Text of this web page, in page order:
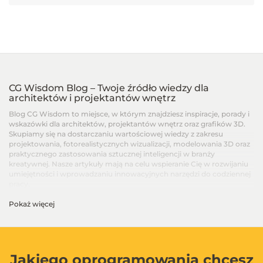
CG Wisdom Blog – Twoje źródło wiedzy dla
architektów i projektantów wnętrz
Blog CG Wisdom to miejsce, w którym znajdziesz inspiracje, porady i
wskazówki dla architektów, projektantów wnętrz oraz grafików 3D.
Skupiamy się na dostarczaniu wartościowej wiedzy z zakresu
projektowania, fotorealistycznych wizualizacji, modelowania 3D oraz
praktycznego zastosowania sztucznej inteligencji w branży
kreatywnej. Nasze artykuły mają na celu wspieranie Cię w rozwijaniu
Artykuły dla architektów i projektantów wnętrz –
Pokaż więcej